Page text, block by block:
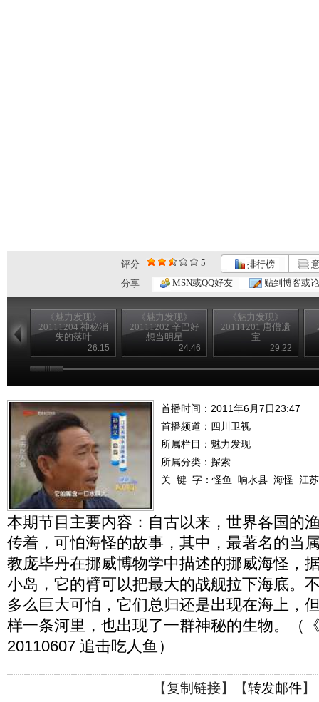
评分 5 排行榜
分享
MSN或QQ好友 贴到博客或
《魅力发现》
20111204 神秘消
失的落叶
26:15
《魅力发现》
20111202 辛巴好
想当明星
24:46
《魅力发现》
20111201 唐僧遗
宝
29:22
首播时间：2011年6月7日23:47
首播频道： 四川卫视
所属栏目： 魅力发现
所属分类：探索
关 键 字：怪鱼 响水县 海怪 江
本期节目主要内容：自古以来，世界各国的
传着，可怕海怪的故事，其中，最著名的当
教庞毕丹在挪威博物学中描述的挪威海怪，
小岛，它的臂可以把最大的战舰拉下海底。
多么巨大可怕，它们总归还是出现在海上，
样一条河里，也出现了一群神秘的生物。（
20110607 追击吃人鱼）
【复制链接】【转发邮件】